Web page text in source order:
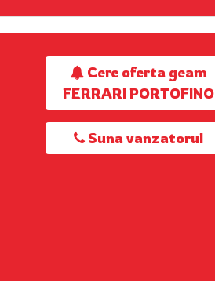
Cere oferta geam
FERRARI PORTOFINO
Suna vanzatorul